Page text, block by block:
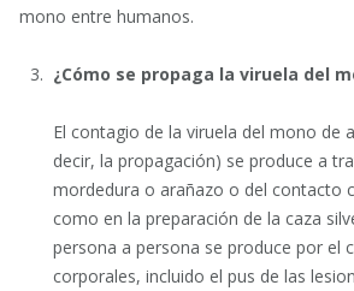
mono entre humanos.
¿Cómo se propaga la viruela del
El contagio de la viruela del mono de
decir, la propagación) se produce a
mordedura o arañazo o del contacto
como en la preparación de la caza
persona a persona se produce por el
corporales, incluido el pus de las